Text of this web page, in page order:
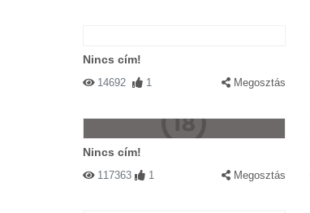
Nincs cím!
14692 1 Megosztás
Nincs cím!
117363 1 Megosztás